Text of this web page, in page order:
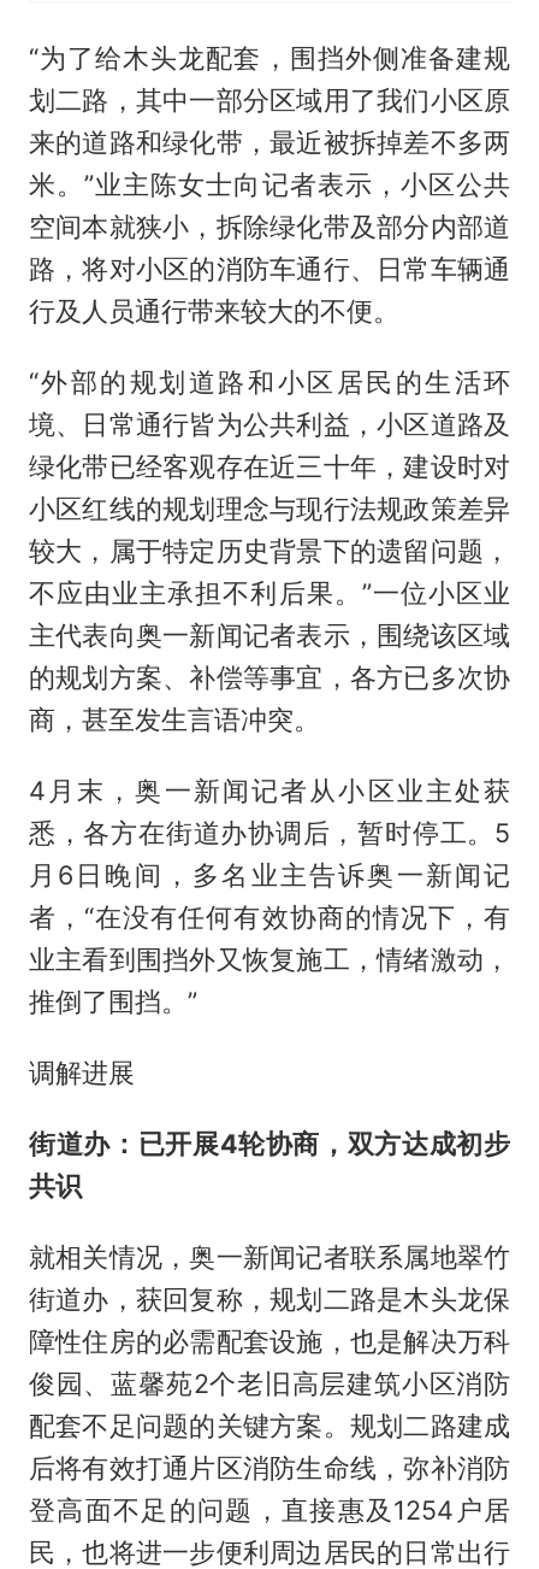
“为了给木头龙配套，围挡外侧准备建规
划二路，其中一部分区域用了我们小区原
来的道路和绿化带，最近被拆掉差不多两
米。”业主陈女士向记者表示，小区公共
空间本就狭小，拆除绿化带及部分内部道
路，将对小区的消防车通行、日常车辆通
行及人员通行带来较大的不便。
“外部的规划道路和小区居民的生活环
境、日常通行皆为公共利益，小区道路及
绿化带已经客观存在近三十年，建设时对
小区红线的规划理念与现行法规政策差异
较大，属于特定历史背景下的遗留问题，
不应由业主承担不利后果。”一位小区业
主代表向奥一新闻记者表示，围绕该区域
的规划方案、补偿等事宜，各方已多次协
商，甚至发生言语冲突。
4月末，奥一新闻记者从小区业主处获
悉，各方在街道办协调后，暂时停工。5
月6日晚间，多名业主告诉奥一新闻记
者，“在没有任何有效协商的情况下，有
业主看到围挡外又恢复施工，情绪激动，
推倒了围挡。”
调解进展
街道办：已开展4轮协商，双方达成初步
共识
就相关情况，奥一新闻记者联系属地翠竹
街道办，获回复称，规划二路是木头龙保
障性住房的必需配套设施，也是解决万科
俊园、蓝馨苑2个老旧高层建筑小区消防
配套不足问题的关键方案。规划二路建成
后将有效打通片区消防生命线，弥补消防
登高面不足的问题，直接惠及1254户居
民，也将进一步便利周边居民的日常出行